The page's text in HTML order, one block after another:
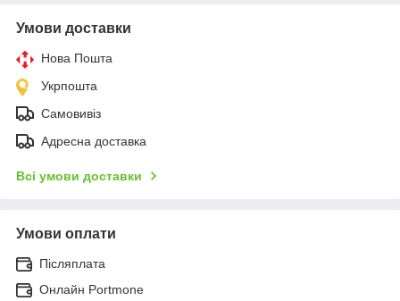
Умови доставки
Нова Пошта
Укрпошта
Самовивіз
Адресна доставка
Всі умови доставки
Умови оплати
Післяплата
Онлайн Portmone